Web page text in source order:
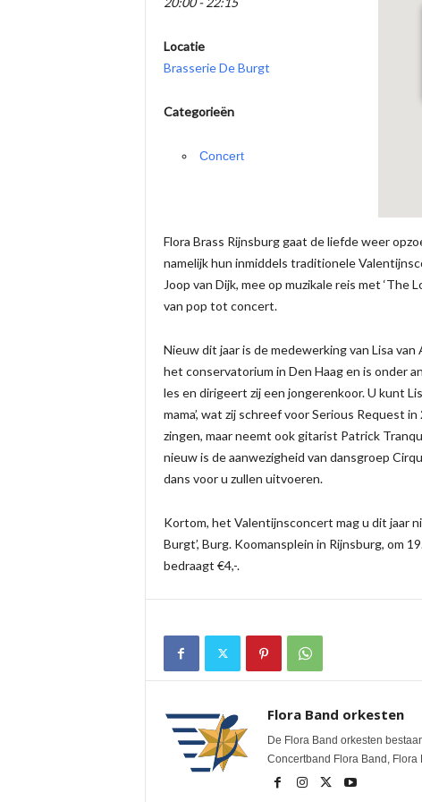
Locatie
Brasserie De Burgt
Categorieën
Concert
Flora Brass Rijnsburg gaat de liefde weer
namelijk hun inmiddels traditionele
Joop van Dijk, mee op muzikale reis met ‘The
van pop tot concert.
Nieuw dit jaar is de medewerking van Lisa
het conservatorium in Den Haag en is onder
les en dirigeert zij een jongerenkoor. U kunt
mama’, wat zij schreef voor Serious Request
zingen, maar neemt ook gitarist Patrick
nieuw is de aanwezigheid van dansgroep
dans voor u zullen uitvoeren.
Kortom, het Valentijnsconcert mag u dit jaar
Burgt’, Burg. Koomansplein in Rijnsburg, om
bedraagt €4,-.
Flora Band orkesten
De Flora Band orkesten
Concertband Flora Band, Flora